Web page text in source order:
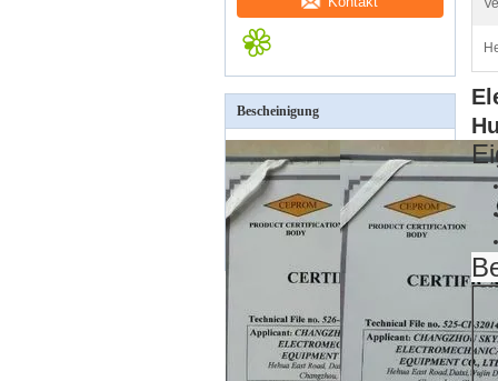
Bescheinigung